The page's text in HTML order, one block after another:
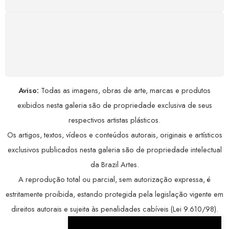
Aviso: Todas as imagens, obras de arte, marcas e produtos
exibidos nesta galeria são de propriedade exclusiva de seus
respectivos artistas plásticos.
Os artigos, textos, vídeos e conteúdos autorais, originais e artísticos
exclusivos publicados nesta galeria são de propriedade intelectual
da Brazil Artes.
A reprodução total ou parcial, sem autorização expressa, é
estritamente proibida, estando protegida pela legislação vigente em
direitos autorais e sujeita às penalidades cabíveis (Lei 9.610/98).